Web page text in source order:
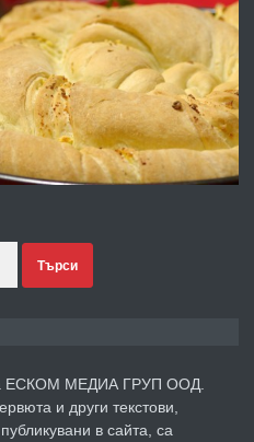
жилище за жена
0889 537 426
преди 20 часа
двустаен Орфей
преди 3 дни
Търси
ЕСКОМ МЕДИА ГРУП ООД.
и други текстови,
в сайта, са